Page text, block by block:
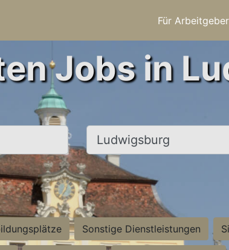
Für
Jobs in
Ort, Stadt
Sonstige Dienstleistungen